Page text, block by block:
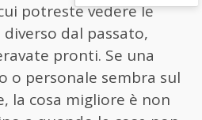
potreste vedere le
dal passato,
pronti. Se una
o personale sembra sul
la cosa migliore è non